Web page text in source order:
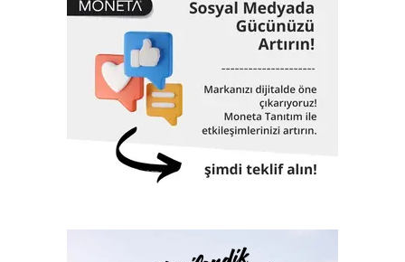
temsilcilerinin yanı sıra bürokratların da konuşmacı olarak
katılacağı konferans, panel ve workshoplar da
düzenlenecek. Sektör profesyonellerinin deneyimlerini
katılımcılarla paylaşacağı konferans, panel ve workshoplar,
gelecek beklentileri ve sektör sorunlarının da masaya
yatırılacağı sektör zirvesine dönüşecek.
Sektörün büyümesine ön ayak oluyor
bulunan Artkim Fuarcılık Genel Müdürü Cengiz Yaman,
“Şirket olarak bugüne kadar düzenlediğimiz fuarlarda